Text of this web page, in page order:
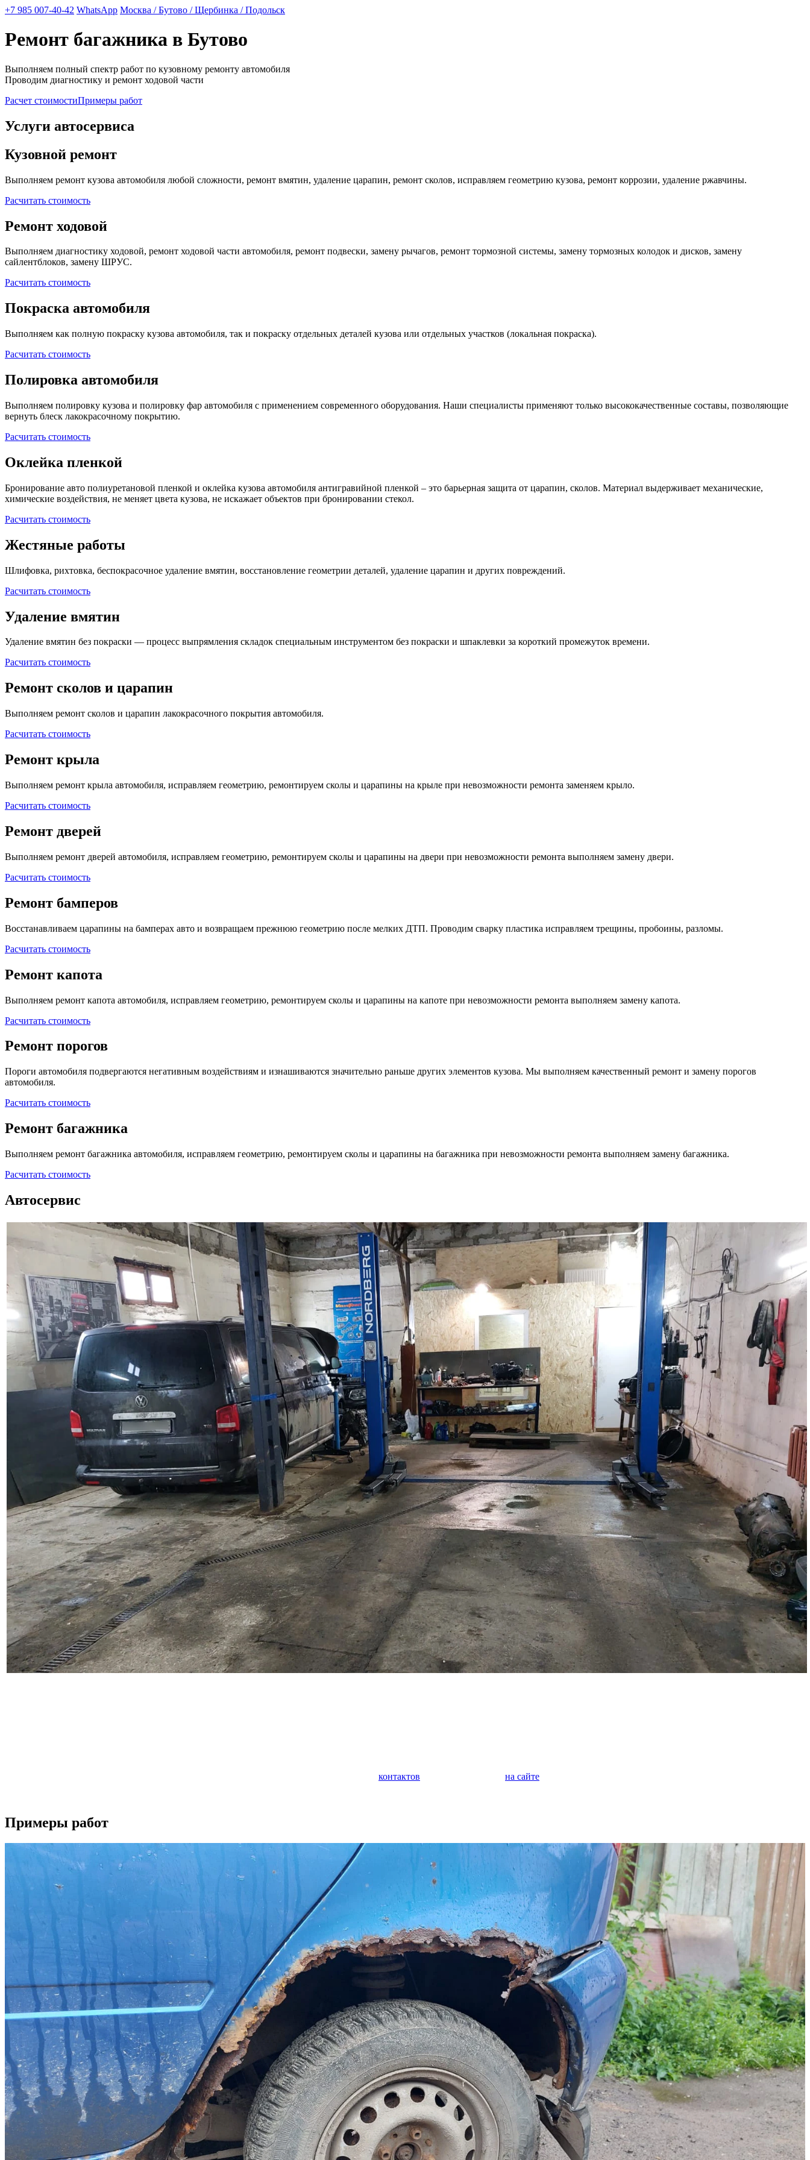
+7 985 007-40-42 WhatsApp Москва / Бутово / Щербинка / Подольск
Ремонт багажника в Бутово
Выполняем полный спектр работ по кузовному ремонту автомобиля
Проводим диагностику и ремонт ходовой части
Расчет стоимостиПримеры работ
Услуги автосервиса
Кузовной ремонт
Выполняем ремонт кузова автомобиля любой сложности, ремонт вмятин, удаление царапин, ремонт сколов, исправляем геометрию кузова, ремонт коррозии, удаление ржавчины.
Расчитать стоимость
Ремонт ходовой
Выполняем диагностику ходовой, ремонт ходовой части автомобиля, ремонт подвески, замену рычагов, ремонт тормозной системы, замену тормозных колодок и дисков, замену
сайлентблоков, замену ШРУС.
Расчитать стоимость
Покраска автомобиля
Выполняем как полную покраску кузова автомобиля, так и покраску отдельных деталей кузова или отдельных участков (локальная покраска).
Расчитать стоимость
Полировка автомобиля
Выполняем полировку кузова и полировку фар автомобиля с применением современного оборудования. Наши специалисты применяют только высококачественные составы, позволяющие
вернуть блеск лакокрасочному покрытию.
Расчитать стоимость
Оклейка пленкой
Бронирование авто полиуретановой пленкой и оклейка кузова автомобиля антигравийной пленкой – это барьерная защита от царапин, сколов. Материал выдерживает механические,
химические воздействия, не меняет цвета кузова, не искажает объектов при бронировании стекол.
Расчитать стоимость
Жестяные работы
Шлифовка, рихтовка, беспокрасочное удаление вмятин, восстановление геометрии деталей, удаление царапин и других повреждений.
Расчитать стоимость
Удаление вмятин
Удаление вмятин без покраски — процесс выпрямления складок специальным инструментом без покраски и шпаклевки за короткий промежуток времени.
Расчитать стоимость
Ремонт сколов и царапин
Выполняем ремонт сколов и царапин лакокрасочного покрытия автомобиля.
Расчитать стоимость
Ремонт крыла
Выполняем ремонт крыла автомобиля, исправляем геометрию, ремонтируем сколы и царапины на крыле при невозможности ремонта заменяем крыло.
Расчитать стоимость
Ремонт дверей
Выполняем ремонт дверей автомобиля, исправляем геометрию, ремонтируем сколы и царапины на двери при невозможности ремонта выполняем замену двери.
Расчитать стоимость
Ремонт бамперов
Восстанавливаем царапины на бамперах авто и возвращаем прежнюю геометрию после мелких ДТП. Проводим сварку пластика исправляем трещины, пробоины, разломы.
Расчитать стоимость
Ремонт капота
Выполняем ремонт капота автомобиля, исправляем геометрию, ремонтируем сколы и царапины на капоте при невозможности ремонта выполняем замену капота.
Расчитать стоимость
Ремонт порогов
Пороги автомобиля подвергаются негативным воздействиям и изнашиваются значительно раньше других элементов кузова. Мы выполняем качественный ремонт и замену порогов
автомобиля.
Расчитать стоимость
Ремонт багажника
Выполняем ремонт багажника автомобиля, исправляем геометрию, ремонтируем сколы и царапины на багажника при невозможности ремонта выполняем замену багажника.
Расчитать стоимость
Автосервис
контактов на сайте
Примеры работ